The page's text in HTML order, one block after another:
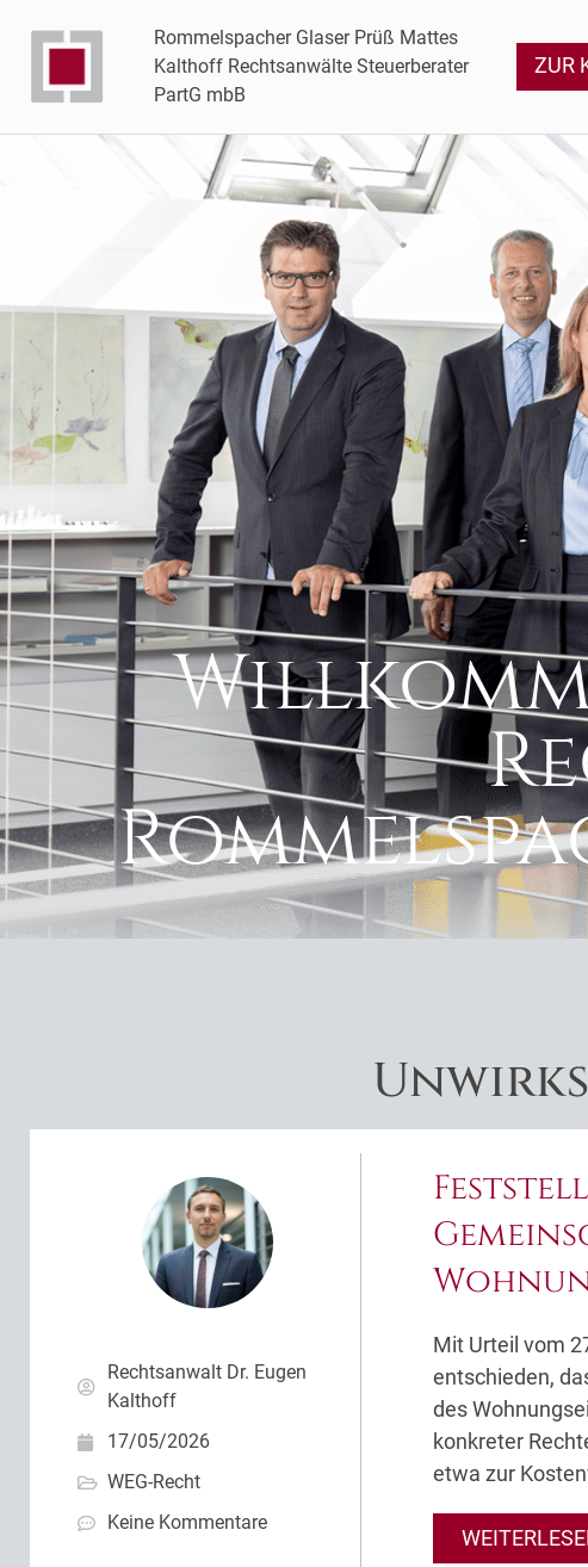
Rommelspacher Glaser Prüß Mattes
Kalthoff Rechtsanwälte Steuerberater
PartG mbB
ZUR
Rechtsanwalt Dr. Eugen
Kalthoff
17/05/2026
WEG-Recht
Keine Kommentare
Mit Urteil vom
entschieden,
des
konkreter
etwa zur